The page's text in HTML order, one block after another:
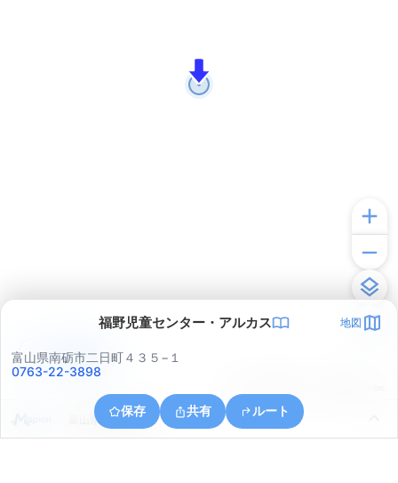
福野児童センター・アルカス 地図
富山県南砺市二日町４３５−１
0763-22-3898
保存 共有 ルート
富山県南砺市寺家
アプリで見る